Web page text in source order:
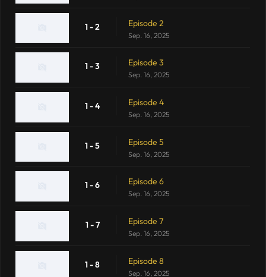
1 - 2 Episode 2
Sep. 16, 2025
1 - 3 Episode 3
Sep. 16, 2025
1 - 4 Episode 4
Sep. 16, 2025
1 - 5 Episode 5
Sep. 16, 2025
1 - 6 Episode 6
Sep. 16, 2025
1 - 7 Episode 7
Sep. 16, 2025
1 - 8 Episode 8
Sep. 16, 2025